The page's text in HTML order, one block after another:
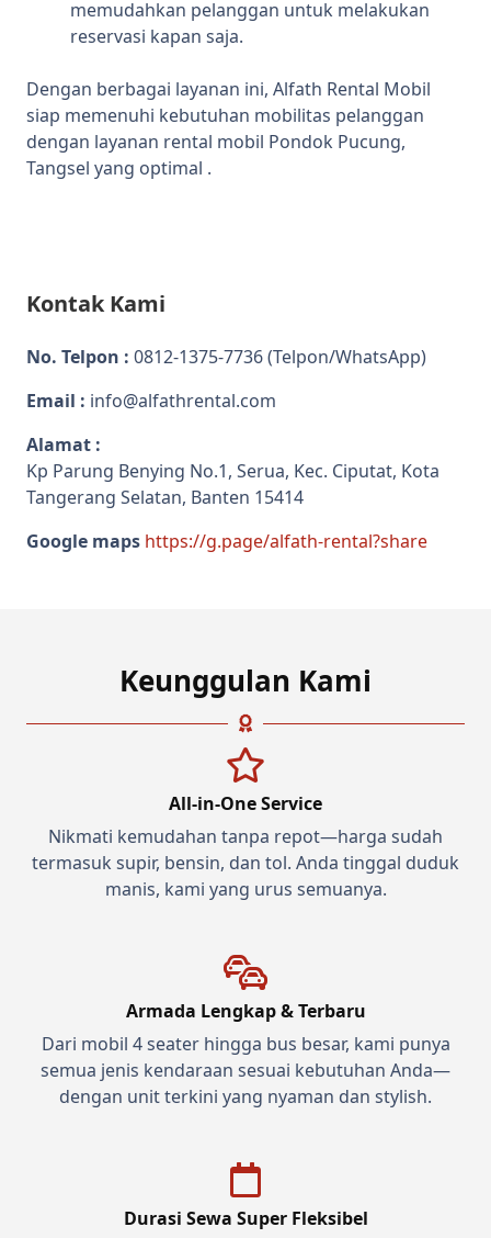
memudahkan pelanggan untuk melakukan
reservasi kapan saja.
Dengan berbagai layanan ini, Alfath Rental Mobil
siap memenuhi kebutuhan mobilitas pelanggan
dengan layanan rental mobil Pondok Pucung,
Tangsel yang optimal .
Kontak Kami
No. Telpon : 0812-1375-7736(Telpon/WhatsApp)
Email : info@alfathrental.com
Alamat :
Kp Parung Benying No.1, Serua, Kec. Ciputat, Kota
Tangerang Selatan, Banten 15414
Google maps https://g.page/alfath-rental?share
Keunggulan Kami
All-in-One Service
Nikmati kemudahan tanpa repot—harga sudah
termasuk supir, bensin, dan tol. Anda tinggal duduk
manis, kami yang urus semuanya.
Armada Lengkap & Terbaru
Dari mobil 4 seater hingga bus besar, kami punya
semua jenis kendaraan sesuai kebutuhan Anda—
dengan unit terkini yang nyaman dan stylish.
Durasi Sewa Super Fleksibel